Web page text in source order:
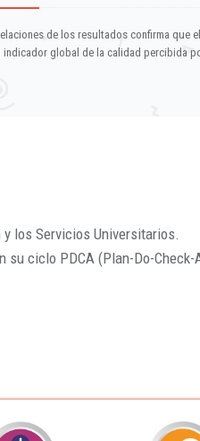
de los resultados confirma que
indicador global de la calidad percibida
los Servicios Universitarios.
su ciclo PDCA (Plan-Do-Check-